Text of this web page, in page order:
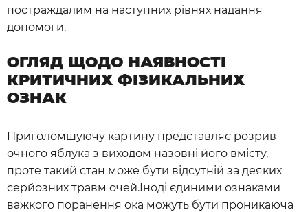
постраждалим на наступних рівнях надання
допомоги.
ОГЛЯД ЩОДО НАЯВНОСТІ
КРИТИЧНИХ ФІЗИКАЛЬНИХ
ОЗНАК
Приголомшуючу картину представляє розрив
очного яблука з виходом назовні його вмісту,
проте такий стан може бути відсутній за деяких
серйозних травм очей.Іноді єдиними ознаками
важкого поранення ока можуть бути проникаюча